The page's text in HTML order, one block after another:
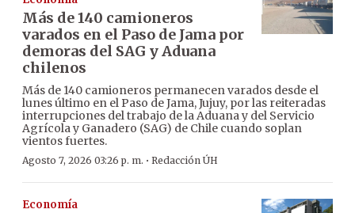
Más de 140 camioneros
varados en el Paso de Jama por
demoras del SAG y Aduana
chilenos
Más de 140 camioneros permanecen varados desde el
lunes último en el Paso de Jama, Jujuy, por las reiteradas
interrupciones del trabajo de la Aduana y del Servicio
Agrícola y Ganadero (SAG) de Chile cuando soplan
vientos fuertes.
Agosto 7, 2026 03:26 p. m. · Redacción ÚH
Economía